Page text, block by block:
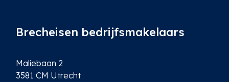
Brecheisen bedrijfsmakelaars
Maliebaan 2
3581 CM Utrecht